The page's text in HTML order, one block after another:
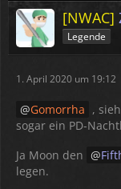
[NWAC]
Legende
1. April 2020 um 19:12
Gomorrha ,
sogar ein PD-
Ja Moon den
legen.